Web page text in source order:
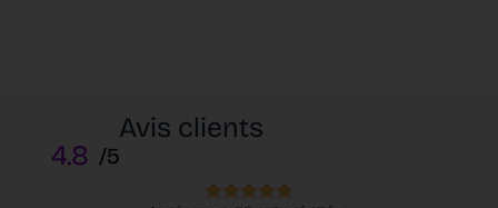
Avis clients
4.8 /5